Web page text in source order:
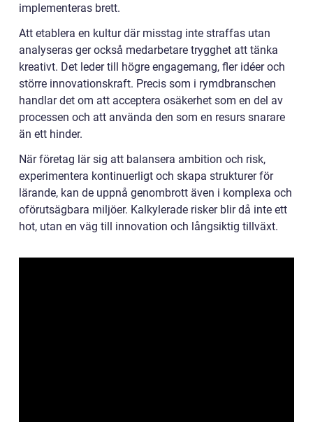
implementeras brett.
Att etablera en kultur där misstag inte straffas utan
analyseras ger också medarbetare trygghet att tänka
kreativt. Det leder till högre engagemang, fler idéer och
större innovationskraft. Precis som i rymdbranschen
handlar det om att acceptera osäkerhet som en del av
processen och att använda den som en resurs snarare
än ett hinder.
När företag lär sig att balansera ambition och risk,
experimentera kontinuerligt och skapa strukturer för
lärande, kan de uppnå genombrott även i komplexa och
oförutsägbara miljöer. Kalkylerade risker blir då inte ett
hot, utan en väg till innovation och långsiktig tillväxt.